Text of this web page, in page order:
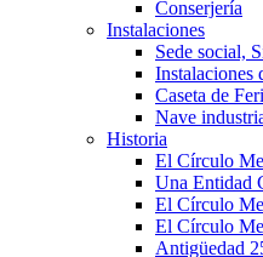
Conserjería
Instalaciones
Sede social,
Instalaciones
Caseta de
Nave
Historia
El Círculo
Una Entidad
El Círculo
El Círculo
Antigüedad